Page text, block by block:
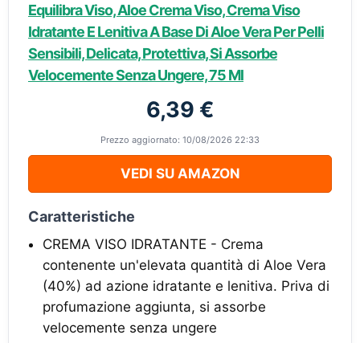
Equilibra Viso, Aloe Crema Viso, Crema Viso
Idratante E Lenitiva A Base Di Aloe Vera Per Pelli
Sensibili, Delicata, Protettiva, Si Assorbe
Velocemente Senza Ungere, 75 Ml
6,39 €
Prezzo aggiornato: 10/08/2026 22:33
VEDI SU AMAZON
Caratteristiche
CREMA VISO IDRATANTE - Crema
contenente un'elevata quantità di Aloe Vera
(40%) ad azione idratante e lenitiva. Priva di
profumazione aggiunta, si assorbe
velocemente senza ungere